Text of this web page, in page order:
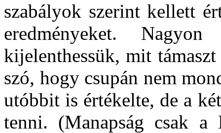
szabályok szerint kellett
eredményeket.
kijelenthessük, mit
szó, hogy csupán nem
utóbbit is értékelte, de a
tenni. (Manapság csak a